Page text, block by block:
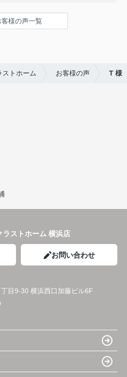
手続きも安心して行えました。
ば是非お願いしたいと思える所で
客様の声一覧
トホーム お客様の声 T 様
ラストホーム 横浜店
お問い合わせ
目9-30 横浜西口加藤ビル6F